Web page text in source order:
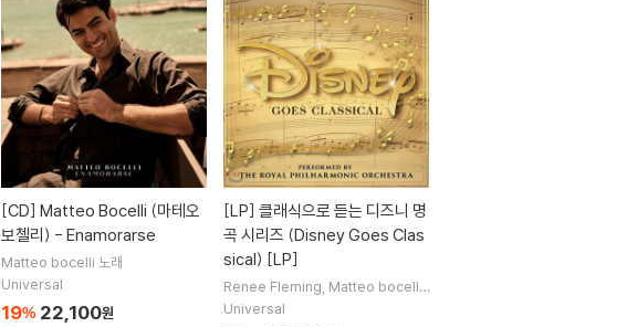
[CD] Matteo Bocelli (마테오
보첼리) - Enamorarse
Matteo bocelli 노래
Universal
19% 22,100원
[LP] 클래식으로 듣는 디즈니 명
곡 시리즈 (Disney Goes Clas
sical) [LP]
Renee Fleming Matteo bocelli
노래 Kaori Muraji
Universal